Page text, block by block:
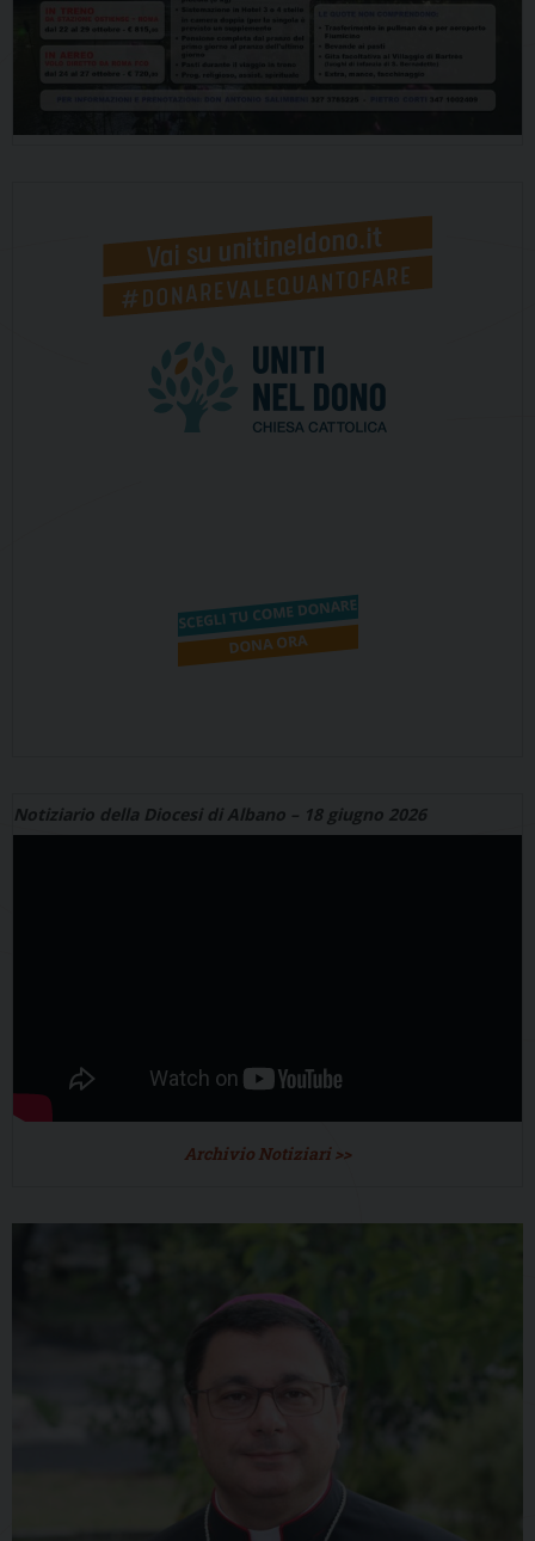
Notiziario della Diocesi di Albano – 18 giugno 2026
Archivio Notiziari >>